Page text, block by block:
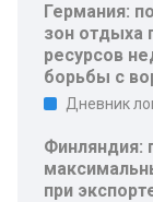
Германия:
зон отдыха
ресурсов
борьбы с
Дневник
Финляндия:
при